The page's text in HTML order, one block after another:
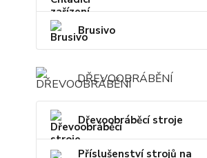
Brusivo
DŘEVOOBRÁBĚNÍ
Dřevoobráběcí stroje
Příslušenství strojů na